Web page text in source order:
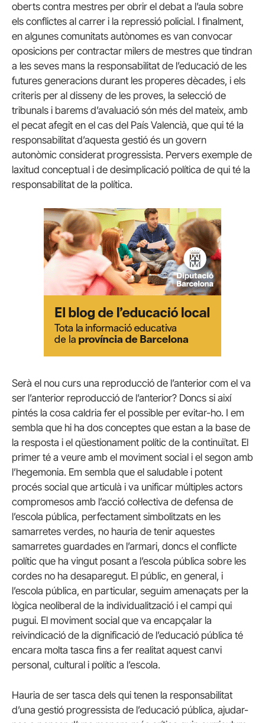
oberts contra mestres per obrir el debat a l’aula sobre
els conflictes al carrer i la repressió policial. I finalment,
en algunes comunitats autònomes es van convocar
oposicions per contractar milers de mestres que tindran
a les seves mans la responsabilitat de l’educació de les
futures generacions durant les properes dècades, i els
criteris per al disseny de les proves, la selecció de
tribunals i barems d’avaluació són més del mateix, amb
el pecat afegit en el cas del País Valencià, que qui té la
responsabilitat d’aquesta gestió és un govern
autonòmic considerat progressista. Pervers exemple de
laxitud conceptual i de desimplicació política de qui té la
responsabilitat de la política.
Serà el nou curs una reproducció de l’anterior com el va
ser l’anterior reproducció de l’anterior? Doncs si així
pintés la cosa caldria fer el possible per evitar-ho. I em
sembla que hi ha dos conceptes que estan a la base de
la resposta i el qüestionament polític de la continuïtat. El
primer té a veure amb el moviment social i el segon amb
l’hegemonia. Em sembla que el saludable i potent
procés social que articulà i va unificar múltiples actors
compromesos amb l’acció col·lectiva de defensa de
l’escola pública, perfectament simbolitzats en les
samarretes verdes, no hauria de tenir aquestes
samarretes guardades en l’armari, doncs el conflicte
polític que ha vingut posant a l’escola pública sobre les
cordes no ha desaparegut. El públic, en general, i
l’escola pública, en particular, seguim amenaçats per la
lògica neoliberal de la individualització i el campi qui
pugui. El moviment social que va encapçalar la
reivindicació de la dignificació de l’educació pública té
encara molta tasca fins a fer realitat aquest canvi
personal, cultural i polític a l’escola.
Hauria de ser tasca dels qui tenen la responsabilitat
d’una gestió progressista de l’educació pública, ajudar-